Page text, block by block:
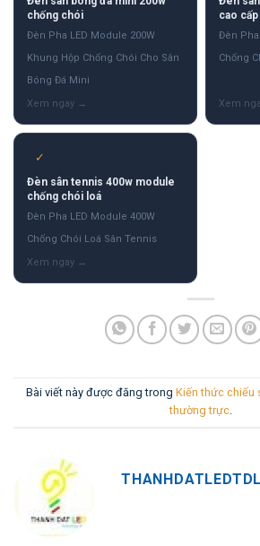
chống chói
Đèn Pha LED Module 200W
Khung Hộp Chống Chói Cho Sân
Bóng Đá Mini
cao cấp
Đèn Pha
Chống
✓
Đèn sân tennis 400w module
chống chói loá
Đèn Pha LED Module 400W
Chống Chói Loá Sân Tennis
Bài viết này được đăng trong Kiến thức chiếu
thường trực.